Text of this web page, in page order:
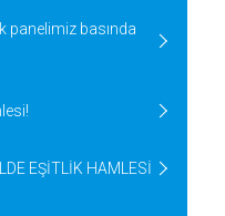
panelimiz basında
EŞİTLİK HAMLESİ